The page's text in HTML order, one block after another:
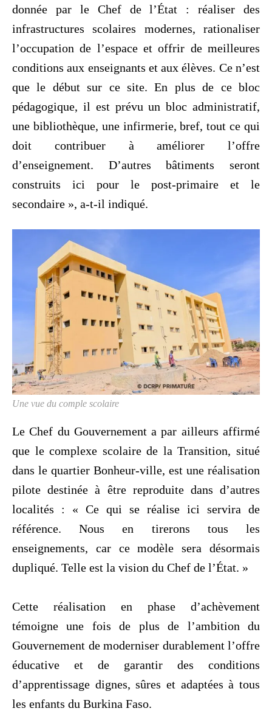
donnée par le Chef de l’État : réaliser des
infrastructures scolaires modernes, rationaliser
l’occupation de l’espace et offrir de meilleures
conditions aux enseignants et aux élèves. Ce n’est
que le début sur ce site. En plus de ce bloc
pédagogique, il est prévu un bloc administratif,
une bibliothèque, une infirmerie, bref, tout ce qui
doit contribuer à améliorer l’offre
d’enseignement. D’autres bâtiments seront
construits ici pour le post-primaire et le
secondaire », a-t-il indiqué.
Une vue du comple scolaire
Le Chef du Gouvernement a par ailleurs affirmé
que le complexe scolaire de la Transition, situé
dans le quartier Bonheur-ville, est une réalisation
pilote destinée à être reproduite dans d’autres
localités : « Ce qui se réalise ici servira de
référence. Nous en tirerons tous les
enseignements, car ce modèle sera désormais
dupliqué. Telle est la vision du Chef de l’État. »
‎Cette réalisation en phase d’achèvement
témoigne une fois de plus de l’ambition du
Gouvernement de moderniser durablement l’offre
éducative et de garantir des conditions
d’apprentissage dignes, sûres et adaptées à tous
les enfants du Burkina Faso.